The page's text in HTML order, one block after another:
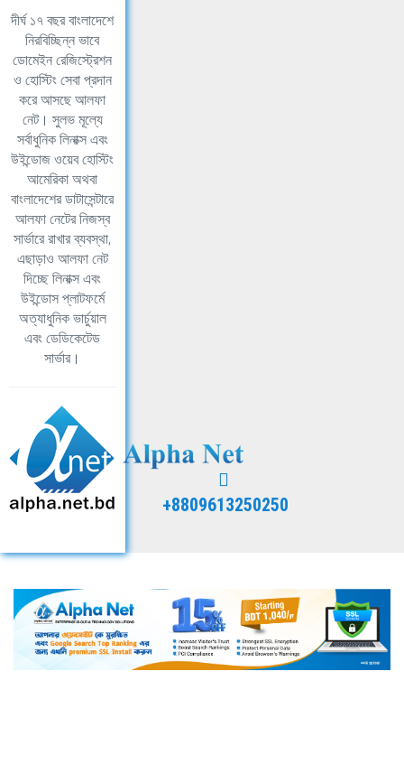
দীর্ঘ ১৭ বছর বাংলাদেশে
নিরবিচ্ছিন্ন ভাবে
ডোমেইন রেজিস্ট্রেশন
ও হোস্টিং সেবা প্রদান
করে আসছে আলফা
নেট। সুলভ মূল্যে
সর্বাধুনিক লিনাক্স এবং
উইন্ডোজ ওয়েব হোস্টিং
আমেরিকা অথবা
বাংলাদেশের ডাটাসেন্টারে
আলফা নেটের নিজস্ব
সার্ভারে রাখার ব্যবস্থা,
এছাড়াও আলফা নেট
দিচ্ছে লিনাক্স এবং
উইন্ডোস প্লাটফর্মে
অত্যাধুনিক ভার্চুয়াল
এবং ডেডিকেটেড
সার্ভার।
+8809613250250